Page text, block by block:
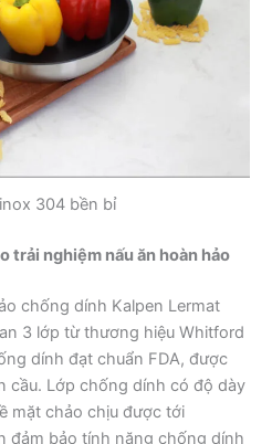
304 bền bỉ
trải nghiệm nấu ăn hoàn hảo
chống dính Kalpen Lermat
3 lớp từ thương hiệu Whitford
dính đạt chuẩn FDA, được
cầu. Lớp chống dính có độ dày
mặt chảo chịu được tới
đảm bảo tính năng chống dính